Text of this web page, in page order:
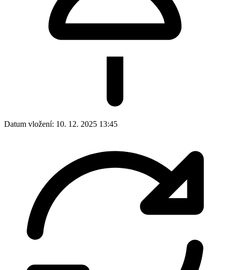
Datum vložení: 10. 12. 2025 13:45